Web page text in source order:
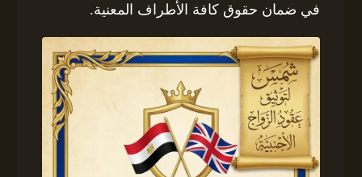
في ضمان حقوق كافة الأطراف المعنية.